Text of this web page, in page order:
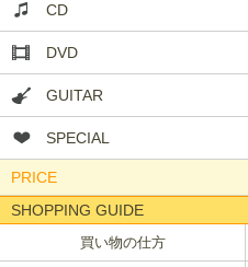
CD
DVD
GUITAR
SPECIAL
PRICE
SHOPPING GUIDE
買い物の仕方